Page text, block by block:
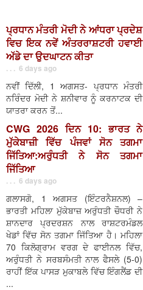
ਪ੍ਰਧਾਨ ਮੰਤਰੀ ਮੋਦੀ ਨੇ ਆਂਧਰਾ ਪ੍ਰਦੇਸ਼
ਵਿਚ ਇਕ ਨਵੇਂ ਅੰਤਰਰਾਸ਼ਟਰੀ ਹਵਾਈ
ਅੱਡੇ ਦਾ ਉਦਘਾਟਨ ਕੀਤਾ
. . . 6 days ago
ਨਵੀਂ ਦਿੱਲੀ, 1 ਅਗਸਤ- ਪ੍ਰਧਾਨ ਮੰਤਰੀ
ਨਰਿੰਦਰ ਮੋਦੀ ਨੇ ਸ਼ਨੀਵਾਰ ਨੂੰ ਕਰਨਾਟਕ ਦੀ
ਯਾਤਰਾ ਕਰਨ ਤੋਂ...
CWG 2026 ਦਿਨ 10: ਭਾਰਤ ਨੇ
ਮੁੱਕੇਬਾਜ਼ੀ ਵਿੱਚ ਪੰਜਵਾਂ ਸੋਨ ਤਗਮਾ
ਜਿੱਤਿਆ:ਅਰੁੰਧਤੀ ਨੇ ਸੋਨ ਤਗਮਾ
ਜਿੱਤਿਆ
. . . 6 days ago
ਗਲਾਸਗੋ, 1 ਅਗਸਤ (ਇੰਟਰਨੈਸ਼ਨਲ) –
ਭਾਰਤੀ ਮਹਿਲਾ ਮੁੱਕੇਬਾਜ਼ ਅਰੁੰਧਤੀ ਚੌਧਰੀ ਨੇ
ਸ਼ਾਨਦਾਰ ਪ੍ਰਦਰਸ਼ਨ ਨਾਲ ਰਾਸ਼ਟਰਮੰਡਲ
ਖੇਡਾਂ ਵਿੱਚ ਸੋਨ ਤਗਮਾ ਜਿੱਤਿਆ ਹੈ। ਮਹਿਲਾ
70 ਕਿਲੋਗ੍ਰਾਮ ਵਰਗ ਦੇ ਫਾਈਨਲ ਵਿੱਚ,
ਅਰੁੰਧਤੀ ਨੇ ਸਰਬਸੰਮਤੀ ਨਾਲ ਫੈਸਲੇ (5-0)
ਰਾਹੀਂ ਇੱਕ ਪਾਸੜ ਮੁਕਾਬਲੇ ਵਿੱਚ ਇੰਗਲੈਂਡ ਦੀ
...